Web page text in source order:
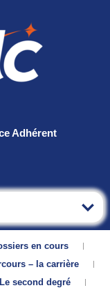
Adhérent
en cours
– la carrière
Le second degré